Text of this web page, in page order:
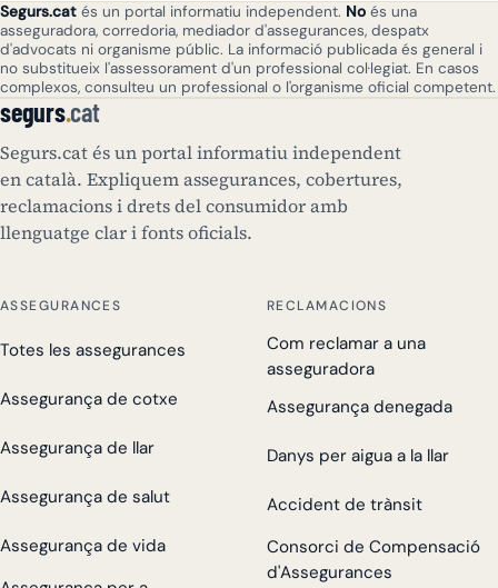
Segurs.cat és un portal informatiu independent. No és una
asseguradora, corredoria, mediador d'assegurances, despatx
d'advocats ni organisme públic. La informació publicada és general i
no substitueix l'assessorament d'un professional col·legiat. En casos
complexos, consulteu un professional o l'organisme oficial competent.
segurs.cat
Segurs.cat és un portal informatiu independent
en català. Expliquem assegurances, cobertures,
reclamacions i drets del consumidor amb
llenguatge clar i fonts oficials.
ASSEGURANCES
Totes les assegurances
Assegurança de cotxe
Assegurança de llar
Assegurança de salut
Assegurança de vida
RECLAMACIONS
Com reclamar a una
asseguradora
Assegurança denegada
Danys per aigua a la llar
Accident de trànsit
Consorci de Compensació
d'Assegurances